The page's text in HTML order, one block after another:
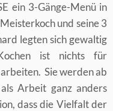
ein 3-Gänge-Menü in
und seine 3
legten sich gewaltig
ist nichts für
Sie werden ab
Arbeit ganz anders
dass die Vielfalt der